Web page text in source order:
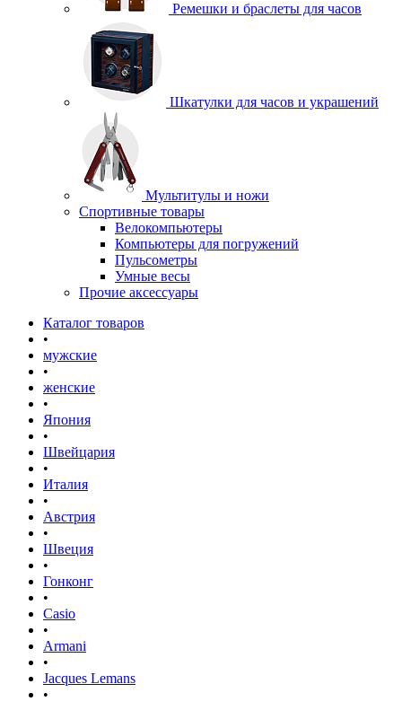
Ремешки и браслеты для часов
Шкатулки для часов и украшений
Мультитулы и ножи
Спортивные товары
Велокомпьютеры
Компьютеры для погружений
Пульсометры
Умные весы
Прочие аксессуары
Каталог товаров
•
мужские
•
женские
•
Япония
•
Швейцария
•
Италия
•
Австрия
•
Швеция
•
Гонконг
•
Casio
•
Armani
•
Jacques Lemans
•